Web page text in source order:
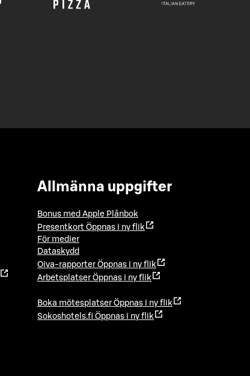
Allmänna uppgifter
Bonus med Apple Plånbok
Presentkort Öppnas i ny flik
För medier
Dataskydd
Oiva-rapporter Öppnas i ny flik
Arbetsplatser Öppnas i ny flik
Boka mötesplatser Öppnas i ny flik
Sokoshotels.fi Öppnas i ny flik